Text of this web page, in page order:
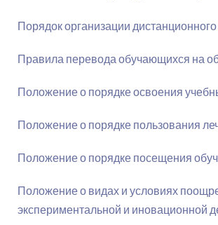
Порядок организации
Правила перевода обучающихся на
Положение о порядке освоения
Положение о порядке пользования
Положение о порядке посещения
Положение о видах и условиях
экспериментальной и иновационной